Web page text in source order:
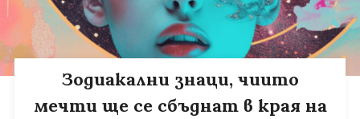
Зодиакални знаци, чиито
мечти ще се сбъднат в края на